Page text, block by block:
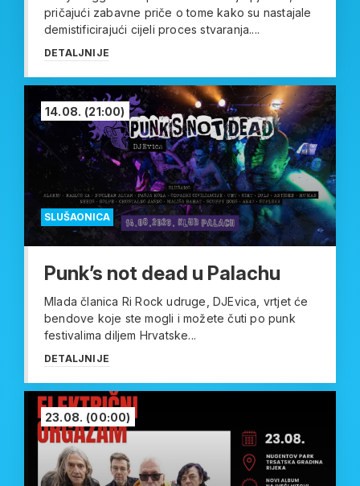
pričajući zabavne priče o tome kako su nastajale
demistificirajući cijeli proces stvaranja....
DETALJNIJE
SLUŠAONICA
14.08. (21:00)
Punk’s not dead u Palachu
Mlada članica Ri Rock udruge, DJEvica, vrtjet će
bendove koje ste mogli i možete čuti po punk
festivalima diljem Hrvatske...
DETALJNIJE
23.08. (00:00)